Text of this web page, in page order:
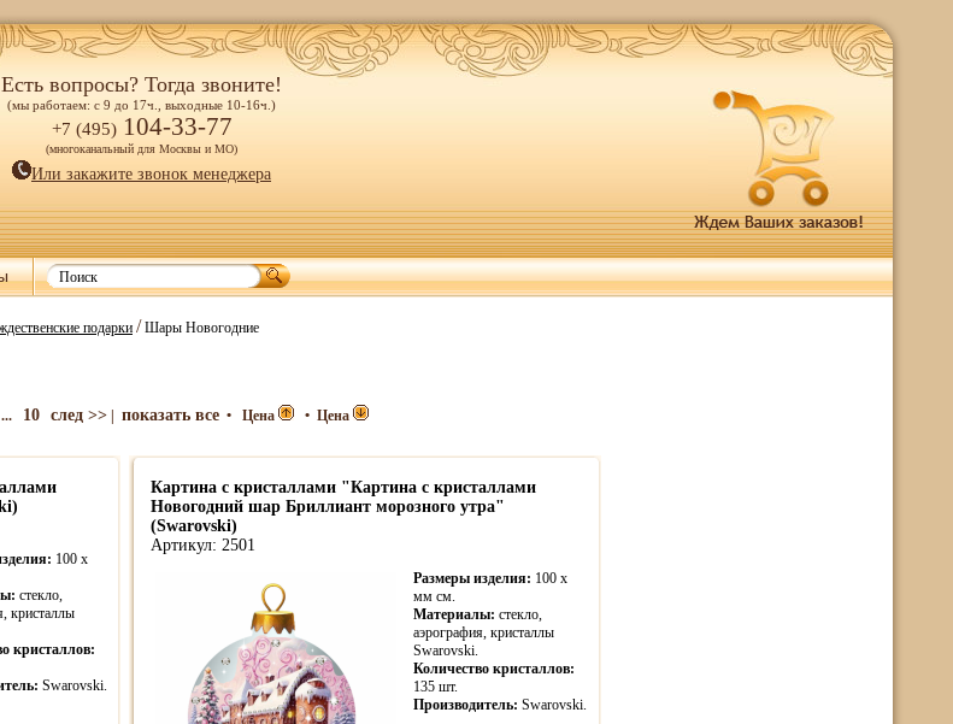
Есть вопросы? Тогда звоните!
(мы работаем: с 9 до 17ч., выходные 10-16ч.)
+7 (495) 104-33-77
(многоканальный для Москвы и МО)
Или закажите звонок менеджера
подарки/Шары Новогодние
10 след >> показать все • Цена • Цена
100 x
стекло,
кристаллы
кристаллов:
Swarovski.
Картина с кристаллами "Картина с кристаллами
Новогодний шар Бриллиант морозного утра"
(Swarovski)
Артикул: 2501
Размеры изделия: 100 x
мм см.
Материалы: стекло,
аэрография, кристаллы
Swarovski.
Количество кристаллов:
135 шт.
Производитель: Swarovski.